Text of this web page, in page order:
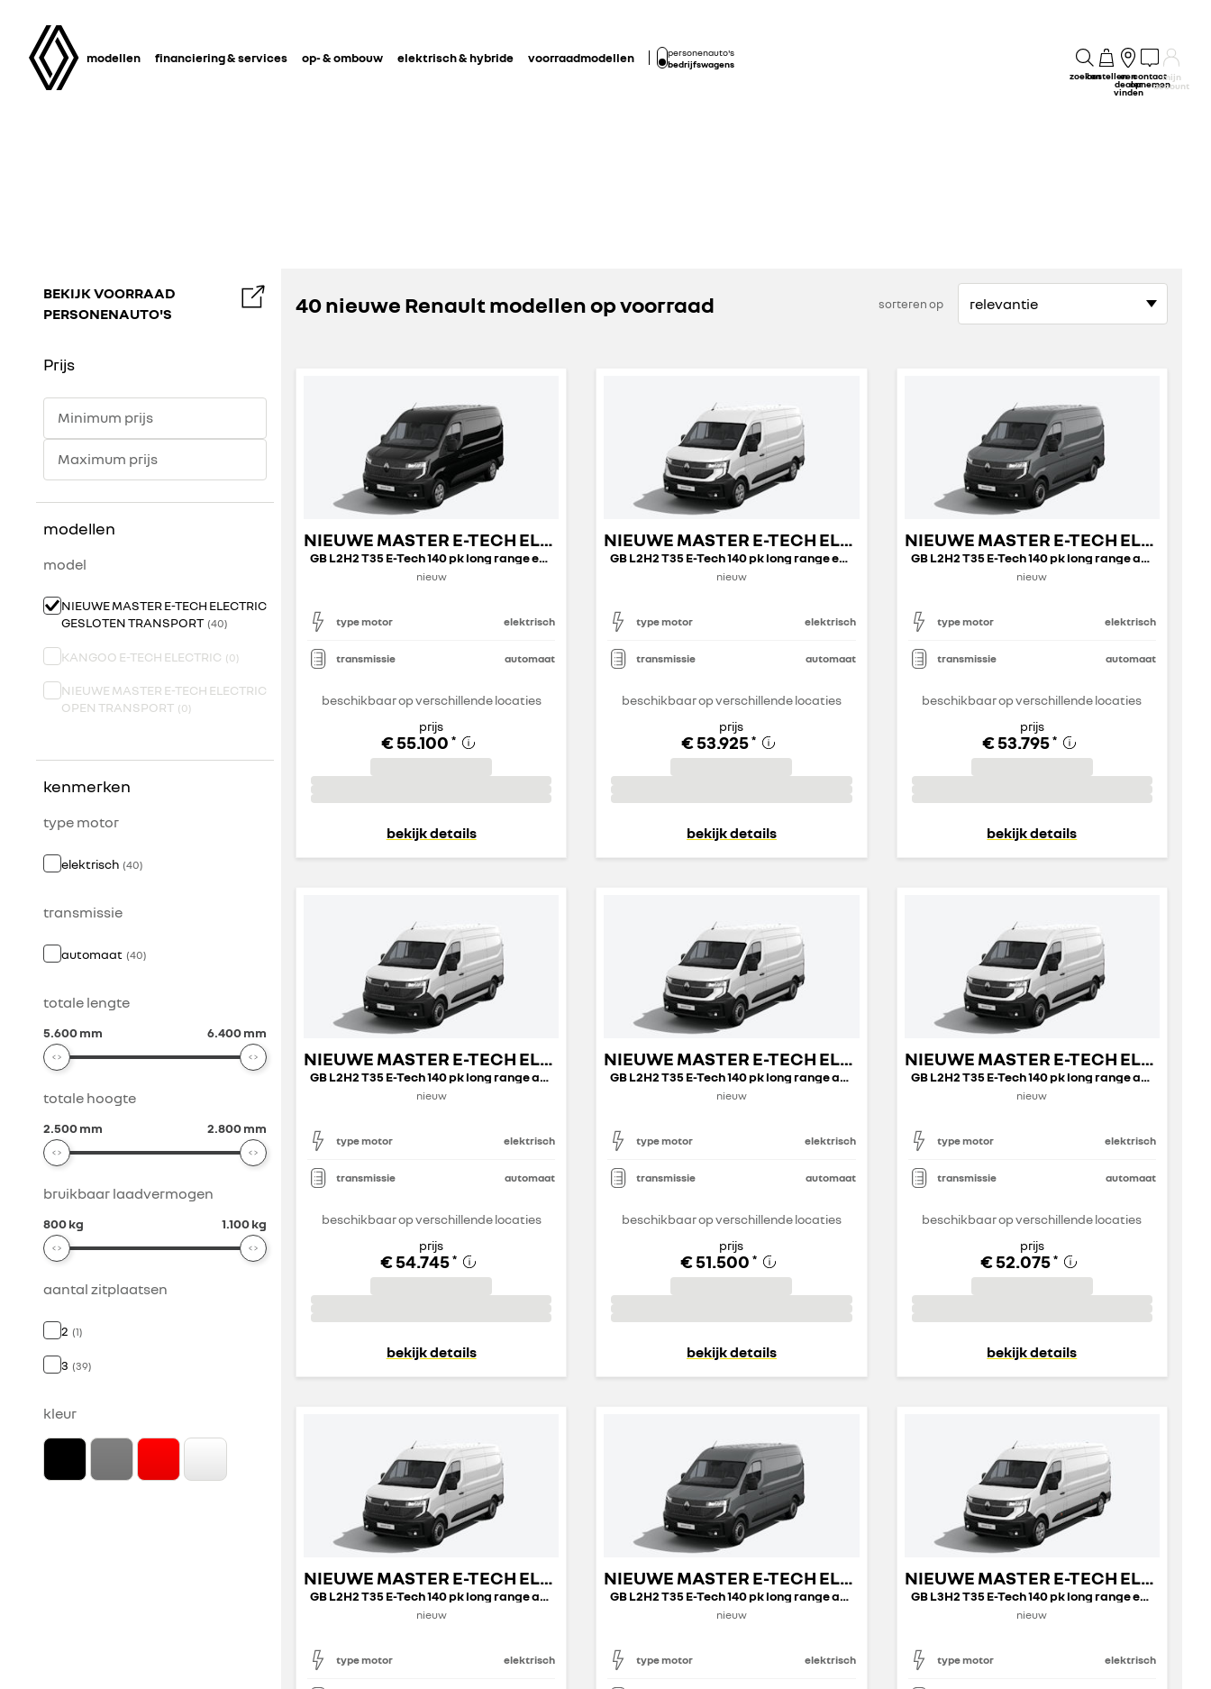
modellen financiering & services op- & ombouw elektrisch & hybride voorraadmodellen
personenauto's
bedrijfswagens
zoekenbestelleneen
dealer
vinden
contact
opnemen
mijn
account
BEKIJK VOORRAAD
PERSONENAUTO'S
Prijs
Minimum prijs
Maximum prijs
modellen
model
NIEUWE MASTER E-TECH ELECTRIC
GESLOTEN TRANSPORT (40)
KANGOO E-TECH ELECTRIC (0)
NIEUWE MASTER E-TECH ELECTRIC
OPEN TRANSPORT (0)
kenmerken
type motor
elektrisch (40)
transmissie
automaat (40)
totale lengte
5.600 mm 6.400 mm
totale hoogte
2.500 mm 2.800 mm
bruikbaar laadvermogen
800 kg 1.100 kg
aantal zitplaatsen
2 (1)
3 (39)
kleur
40 nieuwe Renault modellen op voorraad sorteren op
NIEUWE MASTER E-TECH ELECTRIC GESLOTEN TRANSPORT
GB L2H2 T35 E-Tech 140 pk long range extra
nieuw
type motor elektrisch
transmissie automaat
beschikbaar op verschillende locaties
prijs
€ 55.100 *
bekijk details
NIEUWE MASTER E-TECH ELECTRIC GESLOTEN TRANSPORT
GB L2H2 T35 E-Tech 140 pk long range extra
nieuw
type motor elektrisch
transmissie automaat
beschikbaar op verschillende locaties
prijs
€ 53.925 *
bekijk details
NIEUWE MASTER E-TECH ELECTRIC GESLOTEN TRANSPORT
GB L2H2 T35 E-Tech 140 pk long range advance
nieuw
type motor elektrisch
transmissie automaat
beschikbaar op verschillende locaties
prijs
€ 53.795 *
bekijk details
NIEUWE MASTER E-TECH ELECTRIC GESLOTEN TRANSPORT
GB L2H2 T35 E-Tech 140 pk long range advance
nieuw
type motor elektrisch
transmissie automaat
beschikbaar op verschillende locaties
prijs
€ 54.745 *
bekijk details
NIEUWE MASTER E-TECH ELECTRIC GESLOTEN TRANSPORT
GB L2H2 T35 E-Tech 140 pk long range advance
nieuw
type motor elektrisch
transmissie automaat
beschikbaar op verschillende locaties
prijs
€ 51.500 *
bekijk details
NIEUWE MASTER E-TECH ELECTRIC GESLOTEN TRANSPORT
GB L2H2 T35 E-Tech 140 pk long range advance
nieuw
type motor elektrisch
transmissie automaat
beschikbaar op verschillende locaties
prijs
€ 52.075 *
bekijk details
NIEUWE MASTER E-TECH ELECTRIC GESLOTEN TRANSPORT
GB L2H2 T35 E-Tech 140 pk long range advance
nieuw
type motor elektrisch
NIEUWE MASTER E-TECH ELECTRIC GESLOTEN TRANSPORT
GB L2H2 T35 E-Tech 140 pk long range advance
nieuw
type motor elektrisch
NIEUWE MASTER E-TECH ELECTRIC GESLOTEN TRANSPORT
GB L3H2 T35 E-Tech 140 pk long range extra
nieuw
type motor elektrisch